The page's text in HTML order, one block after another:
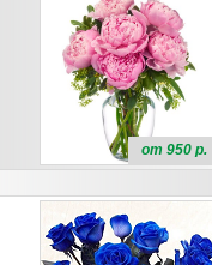
от 950 р.